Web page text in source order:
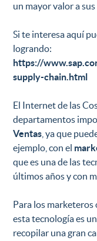
un mayor valor a
Si te interesa aquí
logrando:
https://
supply-chain.html
El Internet de las
departamentos
Ventas , ya que
ejemplo, con el
que es una de las
últimos años y con
Para los marketeros
esta tecnología es
recopilar una gran